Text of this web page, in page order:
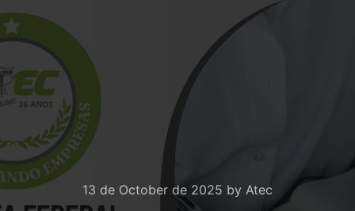
13 de October de 2025 by Atec